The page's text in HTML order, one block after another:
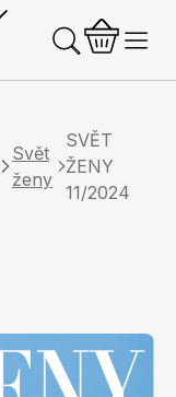
Svět
ženy
SVĚT
ŽENY
11/2024